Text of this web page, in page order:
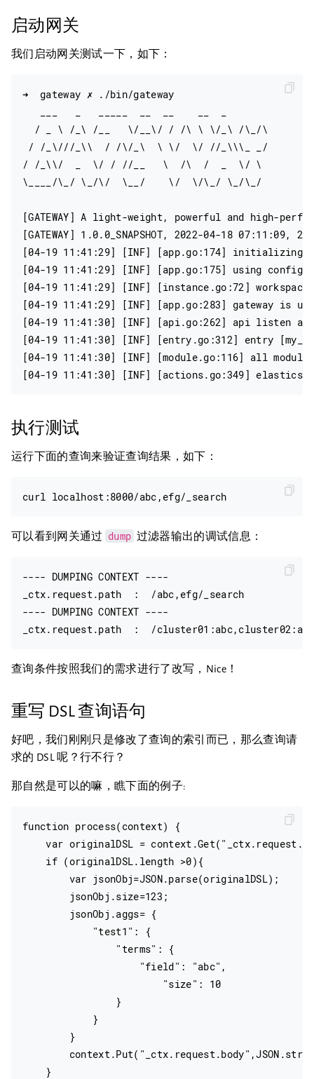
启动网关
我们启动网关测试一下，如下：
➜  gateway ✗ ./bin/gateway
  / _ \ /_\ /__   \/__\/ / /\ \ \/_\ /\_/\
/ /_\///_\\  / /\/_\  \ \/  \/ //_\\\_ _/
/ /_\\/  _  \/ / //__   \  /\  /  _  \/ \
\____/\_/ \_/\/  \__/    \/  \/\_/ \_/\_/
[GATEWAY] A light-weight, powerful and high-
[GATEWAY] 1.0.0_SNAPSHOT, 2022-04-18 07:11:09,
[04-19 11:41:29] [INF] [app.go:174] initializing
[04-19 11:41:29] [INF] [app.go:175] using
[04-19 11:41:29] [INF] [instance.go:72]
[04-19 11:41:29] [INF] [app.go:283] gateway is up
[04-19 11:41:30] [INF] [api.go:262] api listen
[04-19 11:41:30] [INF] [entry.go:312] entry
[04-19 11:41:30] [INF] [module.go:116] all
执行测试
运行下面的查询来验证查询结果，如下：
可以看到网关通过 dump 过滤器输出的调试信息：
---- DUMPING CONTEXT ----
_ctx.request.path  :  /abc,efg/_search
---- DUMPING CONTEXT ----
查询条件按照我们的需求进行了改写，Nice！
重写 DSL 查询语句
好吧，我们刚刚只是修改了查询的索引而已，那么查询请
求的 DSL 呢？行不行？
那自然是可以的嘛，瞧下面的例子:
function process(context) {
var originalDSL =
    if (originalDSL.length >0){
        var jsonObj=JSON.parse(originalDSL);
        jsonObj.size=123;
        jsonObj.aggs= {
            "test1": {
                "terms": {
                    "field": "abc",
                        "size": 10
                }
            }
        }
    }